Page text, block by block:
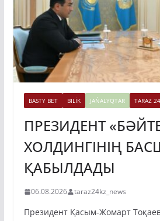
BASTY BET BILİK JAŃALYQTAR TARAZ
ПРЕЗИДЕНТ
ХОЛДИНГІНІҢ
ҚАБЫЛДАДЫ
06.08.2026 taraz24kz_news
Президент Қасым-Жомарт